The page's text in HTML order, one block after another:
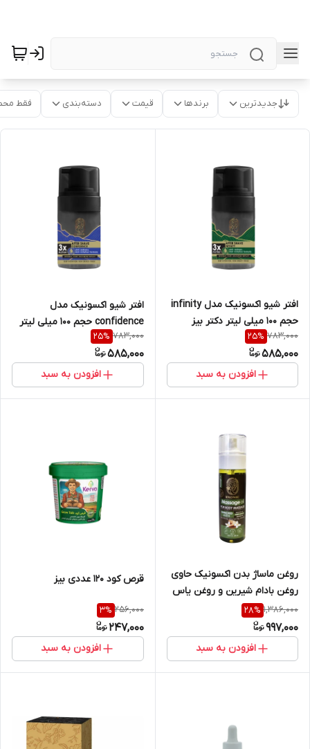
جدیدترین برندها قیمت دسته‌بندی فقط
افتر شیو اکسونیک مدل infinity
حجم ۱۰۰ میلی لیتر دکتر بیز
783,000
25%
585,000
افزودن به سبد
افتر شیو اکسونیک مدل
confidence حجم ۱۰۰ میلی لیتر
دکتر بیز
783,000
25%
585,000
افزودن به سبد
روغن ماساژ بدن اکسونیک حاوی
روغن بادام شیرین و روغن یاس
1,386,000
28%
997,000
افزودن به سبد
قرص کود ۱۲۰ عددی بیز
256,000
3%
247,000
افزودن به سبد